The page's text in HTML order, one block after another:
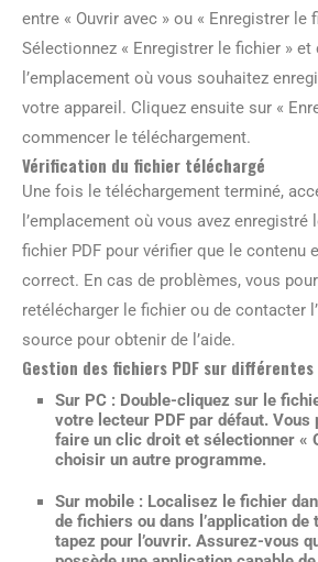
entre « Ouvrir avec » ou « Enregistrer le
Sélectionnez « Enregistrer le fichier »
l’emplacement où vous souhaitez
votre appareil. Cliquez ensuite sur «
commencer le téléchargement.
Vérification du fichier téléchargé
Une fois le téléchargement terminé,
l’emplacement où vous avez enregistré
fichier PDF pour vérifier que le contenu
correct. En cas de problèmes, vous
retélécharger le fichier ou de contacter
source pour obtenir de l’aide.
Gestion des fichiers PDF sur
Sur PC : Double-cliquez sur le
votre lecteur PDF par défaut. Vous
faire un clic droit et sélectionner «
choisir un autre programme.
Sur mobile : Localisez le fichier
de fichiers ou dans l’application
tapez pour l’ouvrir. Assurez-vous